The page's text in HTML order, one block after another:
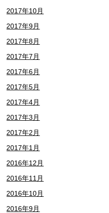
2017年10月
2017年9月
2017年8月
2017年7月
2017年6月
2017年5月
2017年4月
2017年3月
2017年2月
2017年1月
2016年12月
2016年11月
2016年10月
2016年9月